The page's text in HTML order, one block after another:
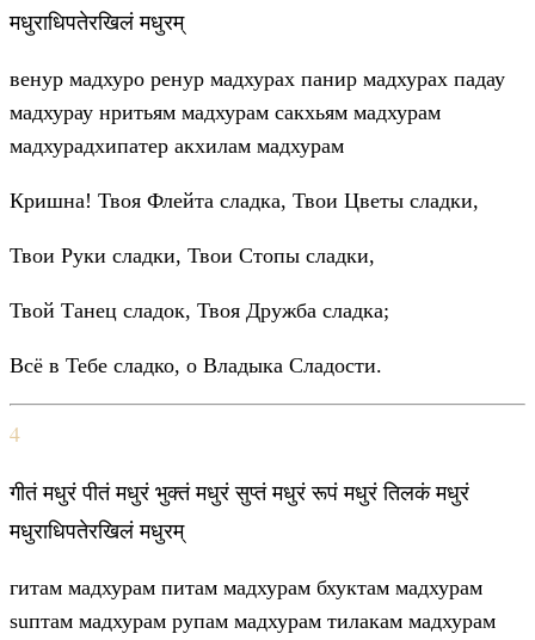
मधुराधिपतेरखिलं मधुरम्
венур мадхуро ренур мадхурах панир мадхурах падау
мадхурау нритьям мадхурам сакхьям мадхурам
мадхурадхипатер акхилам мадхурам
Кришна! Твоя Флейта сладка, Твои Цветы сладки,
Твои Руки сладки, Твои Стопы сладки,
Твой Танец сладок, Твоя Дружба сладка;
Всё в Тебе сладко, о Владыка Сладости.
4
गीतं मधुरं पीतं मधुरं भुक्तं मधुरं सुप्तं मधुरं रूपं मधुरं तिलकं मधुरं
मधुराधिपतेरखिलं मधुरम्
гитам мадхурам питам мадхурам бхуктам мадхурам
suптам мадхурам рупам мадхурам тилакам мадхурам